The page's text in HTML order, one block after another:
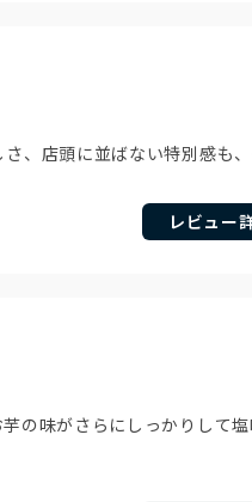
、店頭に並ばない特別感も
レビュー
の味がさらにしっかりして